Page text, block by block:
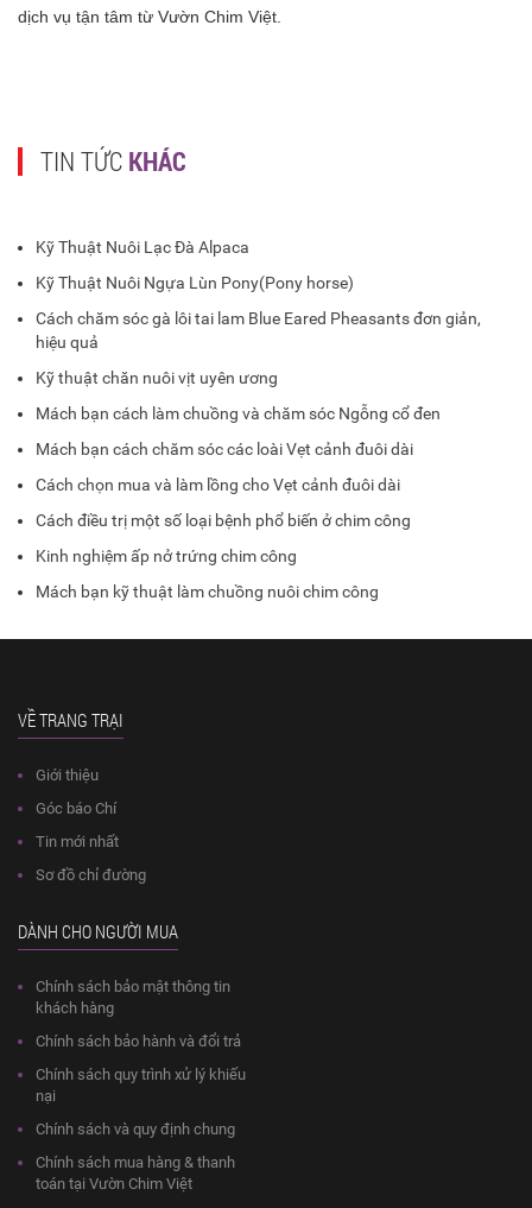
dịch vụ tận tâm từ Vườn Chim Việt.
TIN TỨC KHÁC
Kỹ Thuật Nuôi Lạc Đà Alpaca
Kỹ Thuật Nuôi Ngựa Lùn Pony(Pony horse)
Cách chăm sóc gà lôi tai lam Blue Eared Pheasants đơn giản,
hiệu quả
Kỹ thuật chăn nuôi vịt uyên ương
Mách bạn cách làm chuồng và chăm sóc Ngỗng cổ đen
Mách bạn cách chăm sóc các loài Vẹt cảnh đuôi dài
Cách chọn mua và làm lồng cho Vẹt cảnh đuôi dài
Cách điều trị một số loại bệnh phổ biến ở chim công
Kinh nghiệm ấp nở trứng chim công
Mách bạn kỹ thuật làm chuồng nuôi chim công
VỀ TRANG TRẠI
Giới thiệu
Góc báo Chí
Tin mới nhất
Sơ đồ chỉ đường
DÀNH CHO NGƯỜI MUA
Chính sách bảo mật thông tin
khách hàng
Chính sách bảo hành và đổi trả
Chính sách quy trình xử lý khiếu
nại
Chính sách và quy định chung
Chính sách mua hàng & thanh
toán tại Vườn Chim Việt